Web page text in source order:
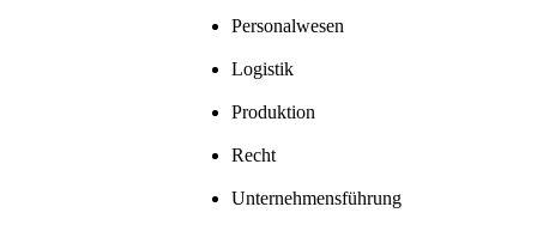
Personalwesen
Logistik
Produktion
Recht
Unternehmensführung